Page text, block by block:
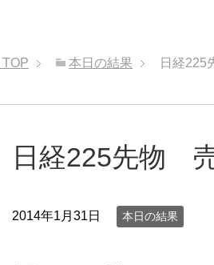
TOP 本日の結果 日経
日経225先物
2014年1月31日 本日の結果